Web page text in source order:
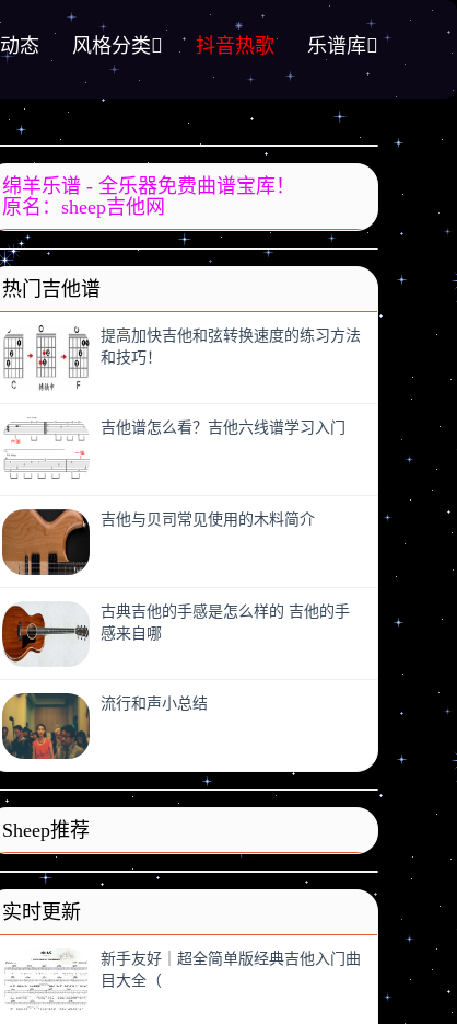
动态 风格分类 抖音热歌 乐谱库
绵羊乐谱 - 全乐器免费曲谱宝库！
原名：sheep吉他网
热门吉他谱
提高加快吉他和弦转换速度的练习方法
和技巧！
吉他谱怎么看？吉他六线谱学习入门
吉他与贝司常见使用的木料简介
古典吉他的手感是怎么样的 吉他的手
感来自哪
流行和声小总结
Sheep推荐
实时更新
新手友好｜超全简单版经典吉他入门曲
目大全（